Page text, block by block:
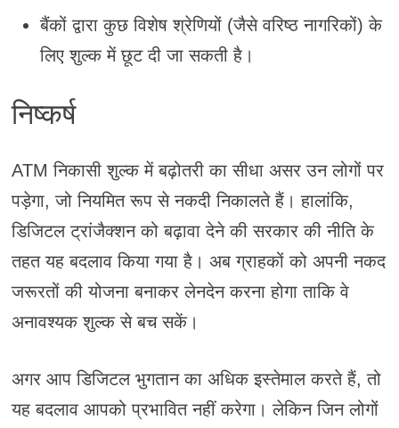
बैंकों द्वारा कुछ विशेष श्रेणियों (जैसे वरिष्ठ नागरिकों) के
लिए शुल्क में छूट दी जा सकती है।
निष्कर्ष
ATM निकासी शुल्क में बढ़ोतरी का सीधा असर उन लोगों पर
पड़ेगा, जो नियमित रूप से नकदी निकालते हैं। हालांकि,
डिजिटल ट्रांजैक्शन को बढ़ावा देने की सरकार की नीति के
तहत यह बदलाव किया गया है। अब ग्राहकों को अपनी नकद
जरूरतों की योजना बनाकर लेनदेन करना होगा ताकि वे
अनावश्यक शुल्क से बच सकें।
अगर आप डिजिटल भुगतान का अधिक इस्तेमाल करते हैं, तो
यह बदलाव आपको प्रभावित नहीं करेगा। लेकिन जिन लोगों